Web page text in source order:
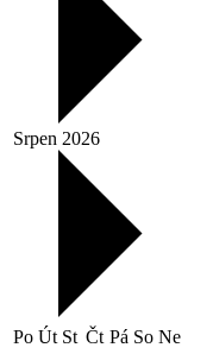
Srpen 2026
Po Út St Čt Pá So Ne